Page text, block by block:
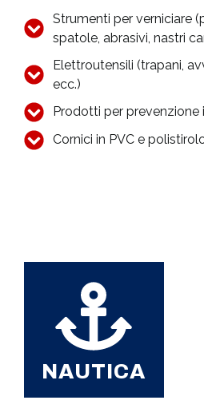
Strumenti per verniciare
spatole, abrasivi, nastri
Elettroutensili (trapani,
ecc.)
Prodotti per prevenzione
Cornici in PVC e
NAUTICA